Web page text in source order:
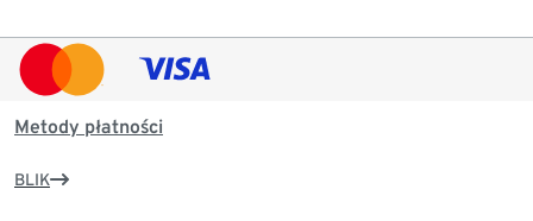
Metody płatności
BLIK